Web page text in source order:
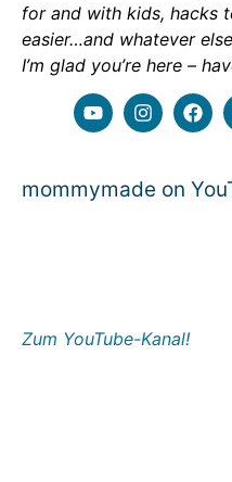
for and with kids, hacks
easier…and whatever
I’m glad you’re here –
mommymade on
Zum YouTube-Kanal!